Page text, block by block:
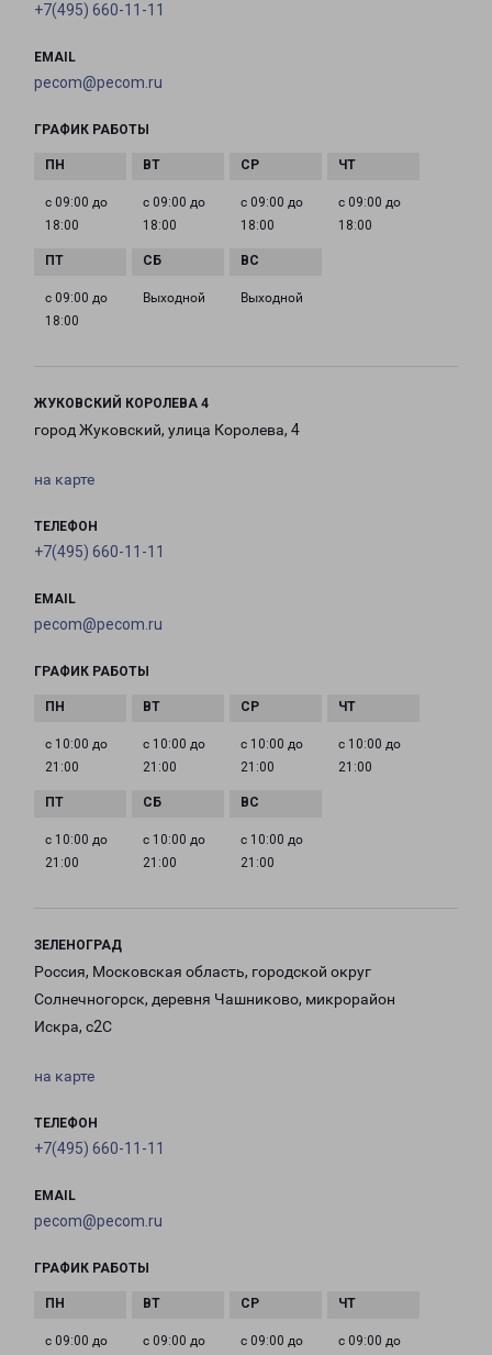
+7(495) 660-11-11
EMAIL
pecom@pecom.ru
ГРАФИК РАБОТЫ
с 09:00 до
18:00
с 09:00 до
18:00
с 09:00 до
18:00
с 09:00 до
18:00
с 09:00 до
18:00
Выходной Выходной
ЖУКОВСКИЙ КОРОЛЕВА 4
город Жуковский, улица Королева, 4
на карте
ТЕЛЕФОН
+7(495) 660-11-11
EMAIL
pecom@pecom.ru
ГРАФИК РАБОТЫ
с 10:00 до
21:00
с 10:00 до
21:00
с 10:00 до
21:00
с 10:00 до
21:00
с 10:00 до
21:00
с 10:00 до
21:00
с 10:00 до
21:00
ЗЕЛЕНОГРАД
Россия, Московская область, городской округ
Солнечногорск, деревня Чашниково, микрорайон
Искра, с2С
на карте
ТЕЛЕФОН
+7(495) 660-11-11
EMAIL
pecom@pecom.ru
ГРАФИК РАБОТЫ
с 09:00 до
с 09:00 до
с 09:00 до
с 09:00 до